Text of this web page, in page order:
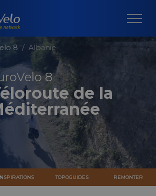
8 Albanie
8
de la
TOPOGUIDES REMONTER